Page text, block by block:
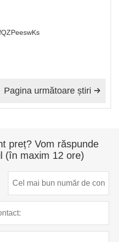

Pagina următoare știri
preț? Vom răspunde
(în maxim 12 ore)